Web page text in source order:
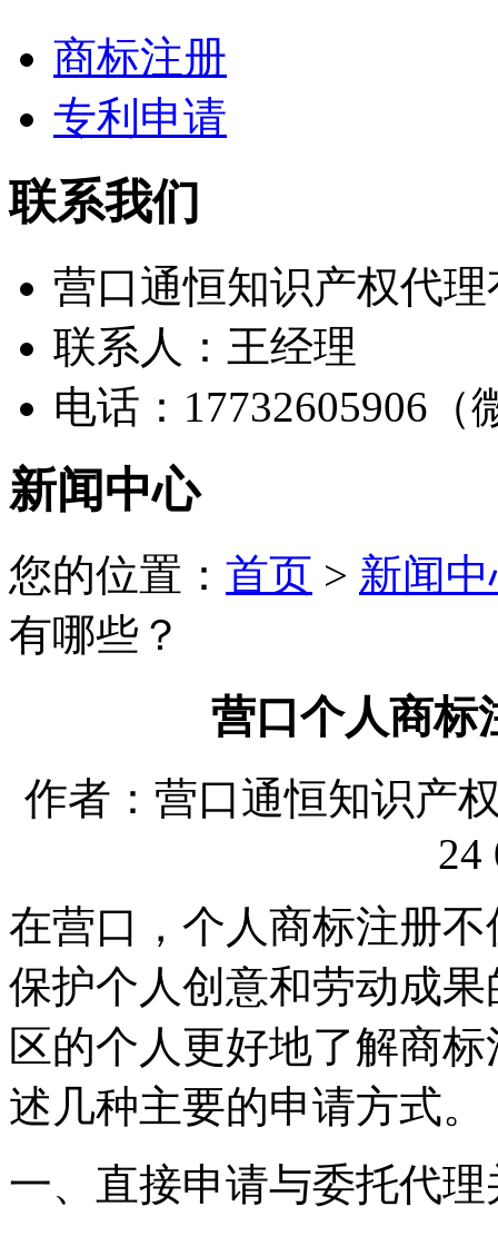
商标注册
专利申请
联系我们
营口通恒知识产权代
联系人：王经理
电话：17732605906（
新闻中心
您的位置： 首页 > 新闻
有哪些？
营口个人商标
作者：营口通恒知识产
24
在营口，个人商标注册
保护个人创意和劳动成
区的个人更好地了解商
述几种主要的申请方式。
一、直接申请与委托代理